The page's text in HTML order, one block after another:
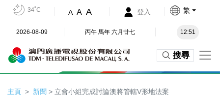
34˚C A A A 登入 繁
2026-08-09 丙午 馬年 六月廿七 12:51
搜尋
主頁 新聞 > 立會小組完成討論澳將管轄V形地法案